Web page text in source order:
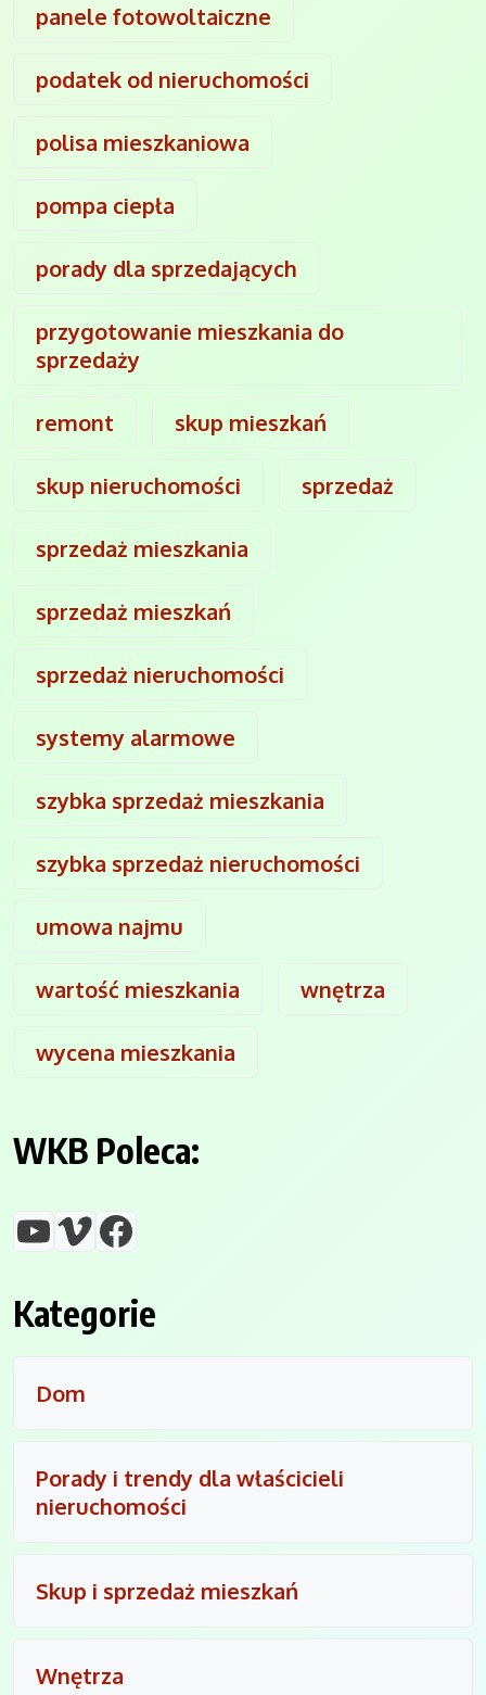
panele fotowoltaiczne
podatek od nieruchomości
polisa mieszkaniowa
pompa ciepła
porady dla sprzedających
przygotowanie mieszkania do
sprzedaży
remont skup mieszkań
skup nieruchomości sprzedaż
sprzedaż mieszkania
sprzedaż mieszkań
sprzedaż nieruchomości
systemy alarmowe
szybka sprzedaż mieszkania
szybka sprzedaż nieruchomości
umowa najmu
wartość mieszkania wnętrza
wycena mieszkania
WKB Poleca:
YouTube
VimeoFacebook
Kategorie
Dom
Porady i trendy dla właścicieli
nieruchomości
Skup i sprzedaż mieszkań
Wnętrza